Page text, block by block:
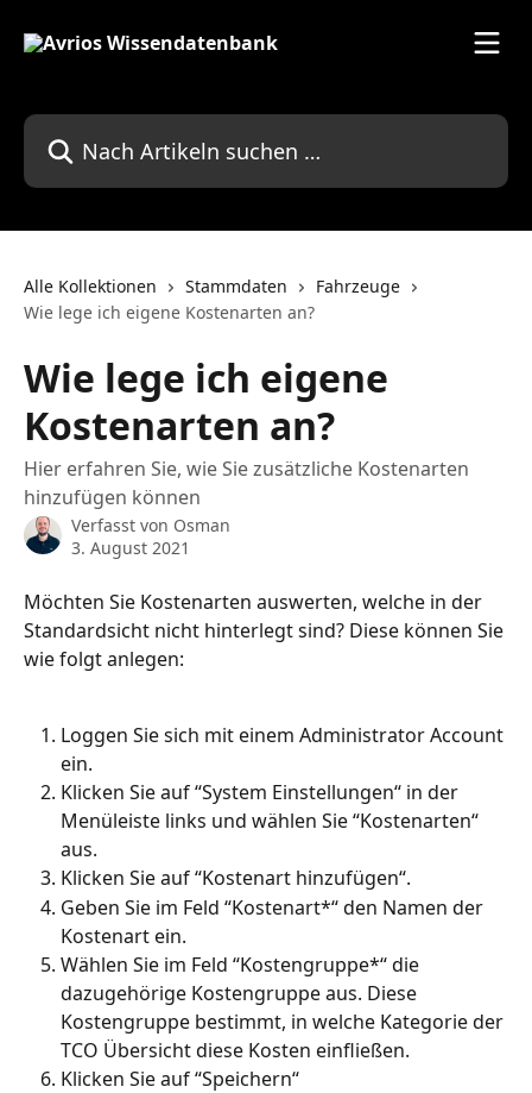
Nach Artikeln suchen …
Alle Kollektionen Stammdaten
Fahrzeuge
Wie lege ich eigene Kostenarten an?
Wie lege ich eigene
Kostenarten an?
Hier erfahren Sie, wie Sie zusätzliche Kostenarten
hinzufügen können
Verfasst von Osman
3. August 2021
Möchten Sie Kostenarten auswerten, welche in der
Standardsicht nicht hinterlegt sind? Diese können Sie
wie folgt anlegen:
Loggen Sie sich mit einem Administrator Account
ein.
Klicken Sie auf “System Einstellungen“ in der
Menüleiste links und wählen Sie “Kostenarten“
aus.
Klicken Sie auf “Kostenart hinzufügen“.
Geben Sie im Feld “Kostenart*“ den Namen der
Kostenart ein.
Wählen Sie im Feld “Kostengruppe*“ die
dazugehörige Kostengruppe aus. Diese
Kostengruppe bestimmt, in welche Kategorie der
TCO Übersicht diese Kosten einfließen.
Klicken Sie auf “Speichern“